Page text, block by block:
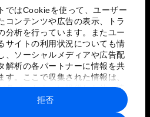
ではCookieを使って、ユーザー
コンテンツや広告の表示、トラ
分析を行っています。またユー
サイトの利用状況についても情
、ソーシャルメディアや広告配
解析の各パートナーに情報を共
す。ここで収集された情報は、
各パートナーに提供した他の情
トナーのサービスを使用した際
た情報と組み合わされ、各パー
拒否